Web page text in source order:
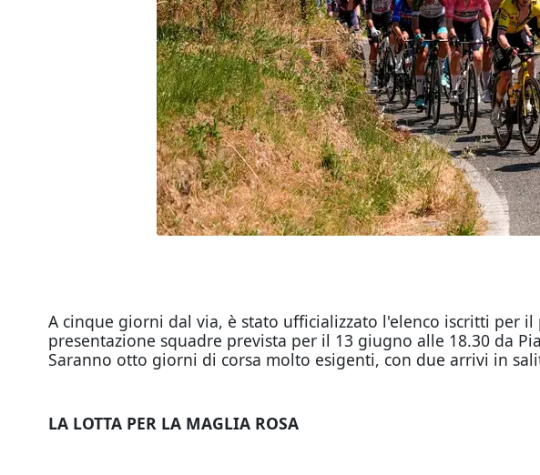
A cinque giorni dal via, è stato ufficializzato l'elenco iscritti per
presentazione squadre prevista per il 13 giugno alle 18.30 da
Saranno otto giorni di corsa molto esigenti, con due arrivi in
LA LOTTA PER LA MAGLIA ROSA